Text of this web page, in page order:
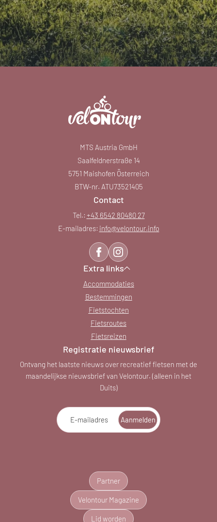
MTS Austria GmbH
Saalfeldnerstraße 14
5751 Maishofen Österreich
BTW-nr. ATU73521405
Contact
Tel.: +43 6542 80480 27
E-mailadres: info@velontour.info
Extra links
Accommodaties
Bestemmingen
Fietstochten
Fietsroutes
Fietsreizen
Registratie nieuwsbrief
Ontvang het laatste nieuws over recreatief fietsen met de
maandelijkse nieuwsbrief van Velontour. (alleen in het
Duits)
E-mailadres Aanmelden
Partner
Velontour Magazine
Lid worden